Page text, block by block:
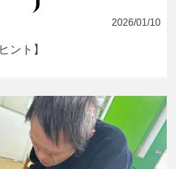
2026/01/10
ント】